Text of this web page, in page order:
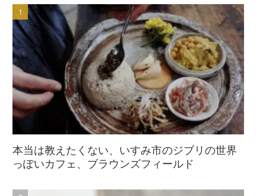
本当は教えたくない、いすみ市のジブリの世界
っぽいカフェ、ブラウンズフィールド